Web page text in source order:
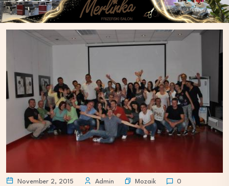
November 2, 2015 Admin Mozaik 0